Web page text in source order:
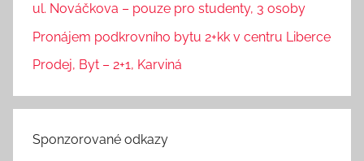
ul. Nováčkova – pouze pro studenty, 3 osoby
Pronájem podkrovního bytu 2+kk v centru Liberce
Prodej, Byt – 2+1, Karviná
Sponzorované odkazy